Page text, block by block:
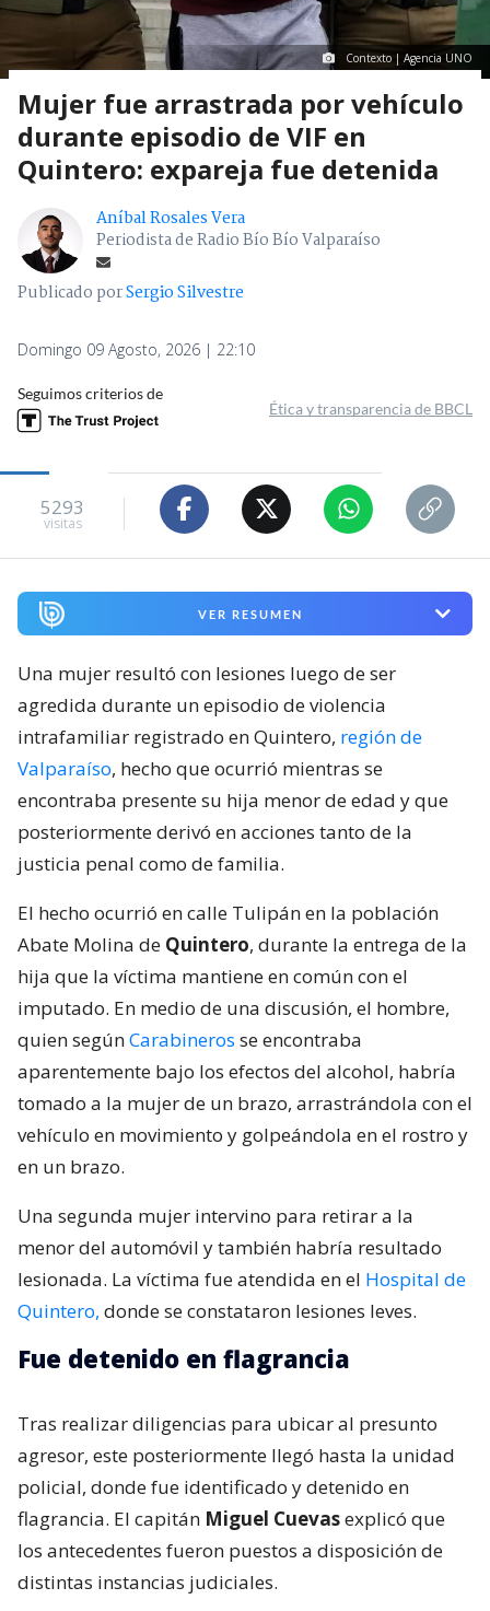
Contexto | Agencia UNO
Mujer fue arrastrada por vehículo
durante episodio de VIF en
Quintero: expareja fue detenida
Aníbal Rosales Vera
Periodista de Radio Bío Bío Valparaíso
Publicado porSergio Silvestre
Domingo 09 Agosto, 2026 | 22:10
Seguimos criterios de
Ética y transparencia de BBCL
5293
visitas
VER RESUMEN
Una mujer resultó con lesiones luego de ser
agredida durante un episodio de violencia
intrafamiliar registrado en Quintero, región de
Valparaíso, hecho que ocurrió mientras se
encontraba presente su hija menor de edad y que
posteriormente derivó en acciones tanto de la
justicia penal como de familia.
El hecho ocurrió en calle Tulipán en la población
Abate Molina de Quintero, durante la entrega de la
hija que la víctima mantiene en común con el
imputado. En medio de una discusión, el hombre,
quien segúnCarabineros se encontraba
aparentemente bajo los efectos del alcohol, habría
tomado a la mujer de un brazo, arrastrándola con el
vehículo en movimiento y golpeándola en el rostro y
en un brazo.
Una segunda mujer intervino para retirar a la
menor del automóvil y también habría resultado
lesionada. La víctima fue atendida en el Hospital de
Quintero, donde se constataron lesiones leves.
Fue detenido en flagrancia
Tras realizar diligencias para ubicar al presunto
agresor, este posteriormente llegó hasta la unidad
policial, donde fue identificado y detenido en
flagrancia. El capitán Miguel Cuevasexplicó que
los antecedentes fueron puestos a disposición de
distintas instancias judiciales.